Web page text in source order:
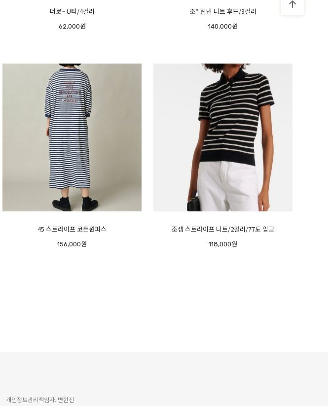
더로~ U티/4컬러
62,000원
조* 린넨 니트 후드/3컬러
140,000원
45 스트라이프 코튼원피스
156,000원
조셉 스트라이프 니트/2컬러/77도 입고
118,000원
개인정보관리책임자. 변현진